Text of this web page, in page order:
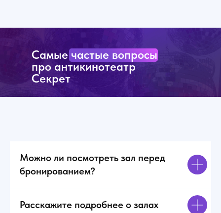
Самые частые вопросы
про антикинотеатр
Секрет
Можно ли посмотреть зал перед
бронированием?
Расскажите подробнее о залах